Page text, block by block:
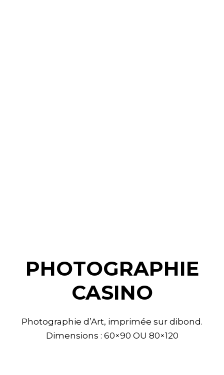
PHOTOGRAPHIE
CASINO
Photographie d’Art, imprimée sur dibond.
Dimensions : 60×90 OU 80×120